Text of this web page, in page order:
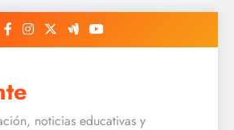
noticias educativas y